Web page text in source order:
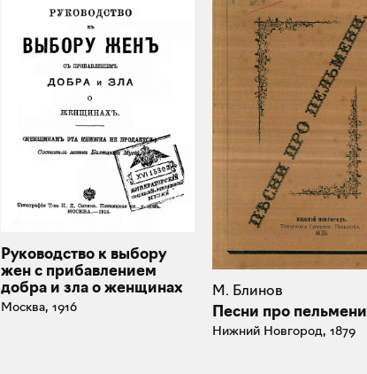
Руководство к выбору
жен с прибавлением
добра и зла о женщинах
Москва, 1916
М. Блинов
Песни про пельмени
Нижний Новгород, 1879